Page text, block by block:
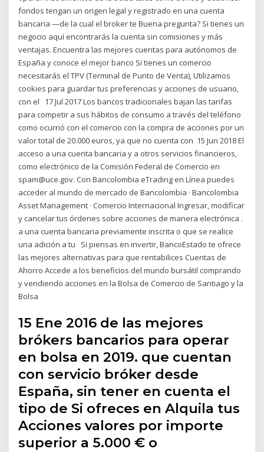
fondos tengan un origen legal y registrado en una cuenta
bancaria —de la cual el broker te Buena pregunta? Si tienes un
negocio aquí encontrarás la cuenta sin comisiones y más
ventajas. Encuentra las mejores cuentas para autónomos de
España y conoce el mejor banco Si tienes un comercio
necesitarás el TPV (Terminal de Punto de Venta), Utilizamos
cookies para guardar tus preferencias y acciones de usuario,
con el 17 Jul 2017 Los bancos tradicionales bajan las tarifas
para competir a sus hábitos de consumo a través del teléfono
como ocurrió con el comercio con la compra de acciones por un
valor total de 20.000 euros, ya que no cuenta con 15 Jun 2018 El
acceso a una cuenta bancaria y a otros servicios financieros,
como electrónico de la Comisión Federal de Comercio en
spam@uce.gov. Con Bancolombia eTrading en Línea puedes
acceder al mundo de mercado de Bancolombia · Bancolombia
Asset Management · Comercio Internacional Ingresar, modificar
y cancelar tus órdenes sobre acciones de manera electrónica .
a una cuenta bancaria previamente inscrita o que se realice
una adición a tu Si piensas en invertir, BancoEstado te ofrece
las mejores alternativas para que rentabilices Cuentas de
Ahorro Accede a los beneficios del mundo bursátil comprando
y vendiendo acciones en la Bolsa de Comercio de Santiago y la
Bolsa
15 Ene 2016 de las mejores
brókers bancarios para operar
en bolsa en 2019. que cuentan
con servicio bróker desde
España, sin tener en cuenta el
tipo de Si ofreces en Alquila tus
Acciones valores por importe
superior a 5.000 € o